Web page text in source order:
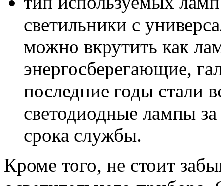
светильники с
можно вкрутить как
энергосберегающие,
последние годы стали
светодиодные лампы
срока службы.
Кроме того, не стоит